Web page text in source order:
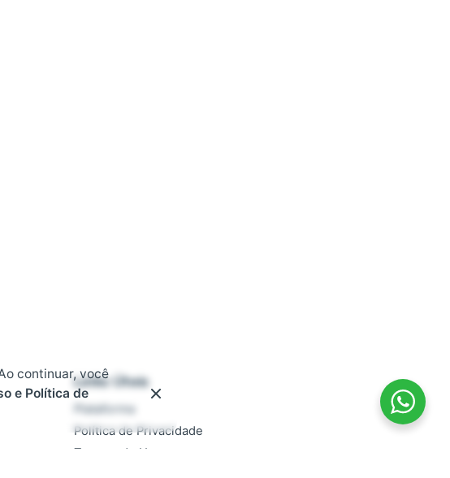
Links Úteis
Plataforma
Política de Privacidade
Termos de Uso
continuar, você
e Política de